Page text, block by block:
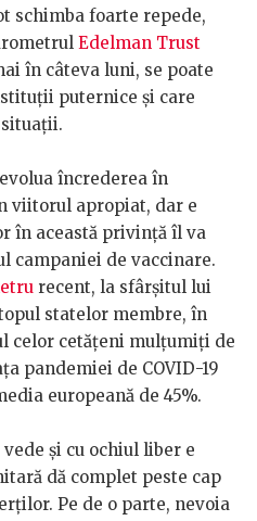
schimba foarte repede,
Edelman Trust
în câteva luni, se poate
puternice și care
încrederea în
viitorul apropiat, dar e
în această privință îl va
campaniei de vaccinare.
recent, la sfârșitul lui
statelor membre, în
celor cetățeni mulțumiți de
pandemiei de COVID-19
europeană de 45%.
și cu ochiul liber e
dă complet peste cap
Pe de o parte, nevoia